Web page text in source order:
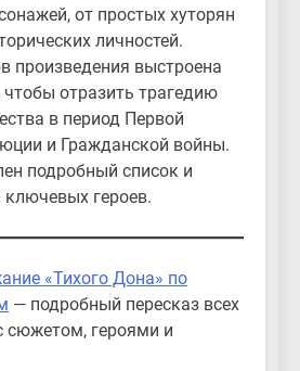
от простых хуторян
личностей.
произведения выстроена
отразить трагедию
в период Первой
и Гражданской войны.
подробный список и
ключевых героев.
«Тихого Дона» по
— подробный пересказ всех
сюжетом, героями и